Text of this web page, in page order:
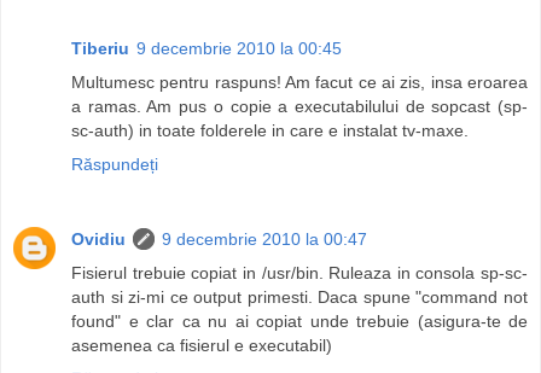
Tiberiu 9 decembrie 2010 la 00:45
Multumesc pentru raspuns! Am facut ce ai zis, insa eroarea
a ramas. Am pus o copie a executabilului de sopcast (sp-
sc-auth) in toate folderele in care e instalat tv-maxe.
Răspundeți
Ovidiu
9 decembrie 2010 la 00:47
Fisierul trebuie copiat in /usr/bin. Ruleaza in consola sp-sc-
auth si zi-mi ce output primesti. Daca spune "command not
found" e clar ca nu ai copiat unde trebuie (asigura-te de
asemenea ca fisierul e executabil)